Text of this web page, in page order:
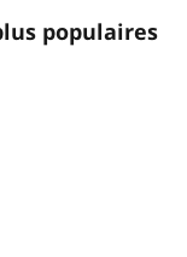
populaires